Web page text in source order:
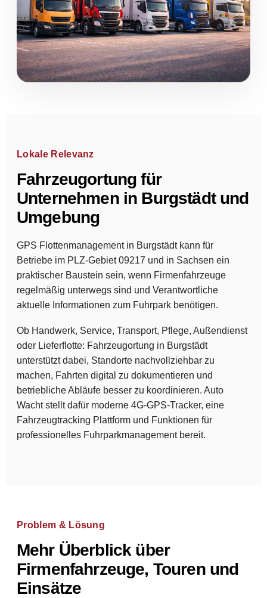
Lokale Relevanz
Fahrzeugortung für
Unternehmen in Burgstädt und
Umgebung
GPS Flottenmanagement in Burgstädt kann für
Betriebe im PLZ-Gebiet 09217 und in Sachsen ein
praktischer Baustein sein, wenn Firmenfahrzeuge
regelmäßig unterwegs sind und Verantwortliche
aktuelle Informationen zum Fuhrpark benötigen.
Ob Handwerk, Service, Transport, Pflege, Außendienst
oder Lieferflotte: Fahrzeugortung in Burgstädt
unterstützt dabei, Standorte nachvollziehbar zu
machen, Fahrten digital zu dokumentieren und
betriebliche Abläufe besser zu koordinieren. Auto
Wacht stellt dafür moderne 4G-GPS-Tracker, eine
Fahrzeugtracking Plattform und Funktionen für
professionelles Fuhrparkmanagement bereit.
Problem & Lösung
Mehr Überblick über
Firmenfahrzeuge, Touren und
Einsätze